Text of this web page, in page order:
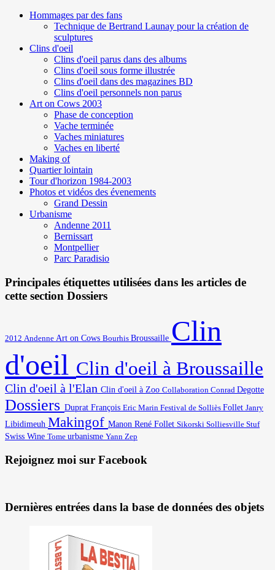
Hommages par des fans
Technique de Bertrand Launay pour la création de
sculptures
Clins d'oeil
Clins d'oeil parus dans des albums
Clins d'oeil sous forme illustrée
Clins d'oeil dans des magazines BD
Clins d'oeil personnels non parus
Art on Cows 2003
Phase de conception
Vache terminée
Vaches miniatures
Vaches en liberté
Making of
Quartier lointain
Tour d'horizon 1984-2003
Photos et vidéos des évenements
Grand Dessin
Urbanisme
Andenne 2011
Bernissart
Montpellier
Parc Paradisio
Principales étiquettes utilisées dans les articles de
cette section Dossiers
2012 Andenne Art on Cows Bourhis Broussaille Clin
d'oeil Clin d'oeil à Broussaille
Clin d'oeil à l'Elan Clin d'oeil à Zoo Collaboration Conrad Degotte
Dossiers Duprat François Eric Marin Festival de Solliès Follet Janry
Libidimeuh Makingof Manon René Follet Sikorski Solliesville Stuf
Swiss Wine Tome urbanisme Yann Zep
Rejoignez moi sur Facebook
Dernières entrées dans la base de données des objets